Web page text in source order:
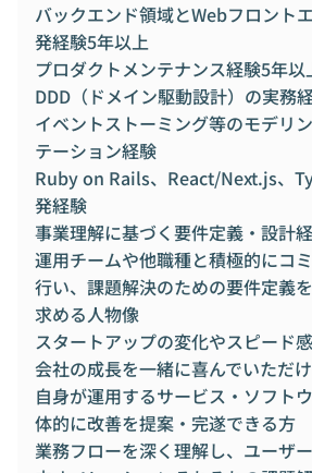
バックエンド領域とWebフロント
発経験5年以上
プロダクトメンテナンス経験5年以
DDD（ドメイン駆動設計）の実務
イベントストーミング等のモデリ
テーション経験
Ruby on Rails、React/Next.js、
発経験
事業理解に基づく要件定義・設計
運用チームや他職種と積極的にコ
行い、課題解決のための要件定義
求める人物像
スタートアップの変化やスピード
会社の成長を一緒に喜んでいただ
自身が運用するサービス・ソフト
体的に改善を提案・完遂できる方
業務フローを深く理解し、ユーザ